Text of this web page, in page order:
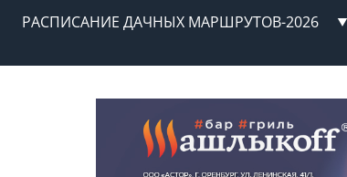
РАСПИСАНИЕ ДАЧНЫХ МАРШРУТОВ-2026